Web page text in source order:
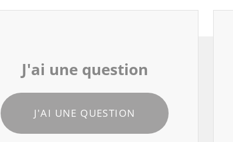
J'ai une question
J'AI UNE QUESTION